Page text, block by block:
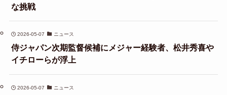
な挑戦
2026-05-07 ニュース
侍ジャパン次期監督候補にメジャー経験者、松井秀喜や
イチローらが浮上
2026-05-07 ニュース